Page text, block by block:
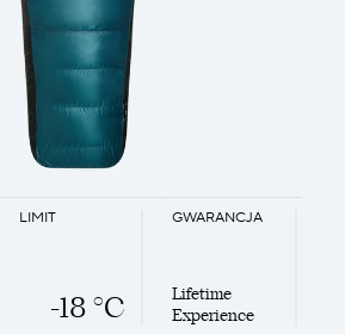
LIMIT
-18 °C
GWARANCJA
Lifetime
Experience